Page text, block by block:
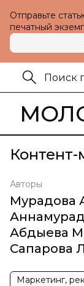
Отправьте
печатный
Авторы
Мурадова
Абдыева
Сапарова
Маркетинг,